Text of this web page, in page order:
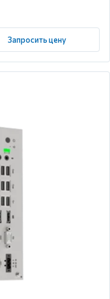
Запросить цену